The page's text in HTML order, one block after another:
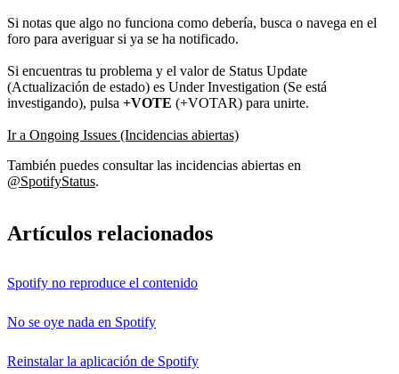
Si notas que algo no funciona como debería, busca o navega en el
foro para averiguar si ya se ha notificado.
Si encuentras tu problema y el valor de Status Update
(Actualización de estado) es Under Investigation (Se está
investigando), pulsa +VOTE (+VOTAR) para unirte.
Ir a Ongoing Issues (Incidencias abiertas)
También puedes consultar las incidencias abiertas en
@SpotifyStatus.
Artículos relacionados
Spotify no reproduce el contenido
No se oye nada en Spotify
Reinstalar la aplicación de Spotify